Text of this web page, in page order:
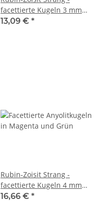
facettierte Kugeln 3 mm
grün magenta schwarz, 39
13,09 € *
Rubin-Zoisit Strang -
facettierte Kugeln 4 mm
grün magenta, 39 cm /5558
16,66 € *